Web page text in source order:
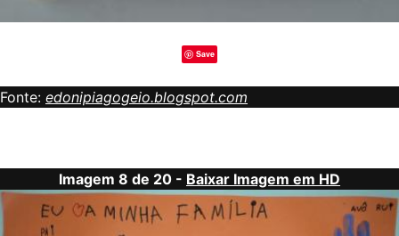
Save
Fonte: edonipiagogeio.blogspot.com
Imagem 8 de 20 - Baixar Imagem em HD